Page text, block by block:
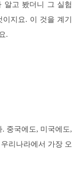
알고 봤더니 그 실험
지요. 이 것을 계기
.
중국에도, 미국에도,
리나라에서 가장 오